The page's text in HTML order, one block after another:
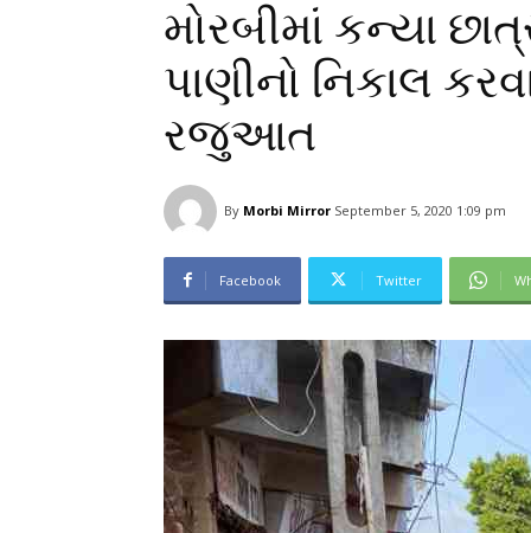
મોરબીમાં કન્યા
પાણીનો નિકાલ
રજુઆત
By Morbi Mirror September 5, 2020 1:09 pm
Facebook Twitter